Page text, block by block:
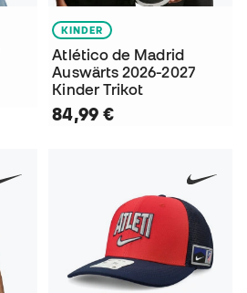
KINDER
Atlético de Madrid
Auswärts 2026-2027
Kinder Trikot
84,99 €